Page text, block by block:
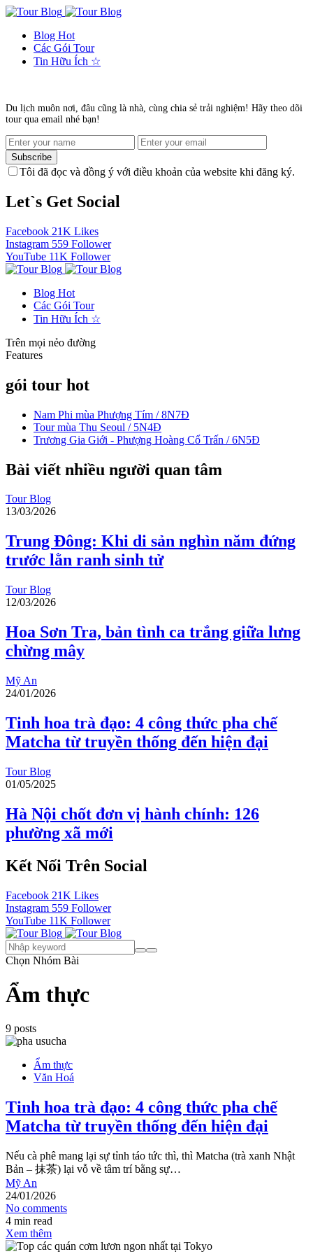
Blog Hot
Các Gói Tour
Tin Hữu Ích ☆
Du lịch muôn nơi, đâu cũng là nhà, cùng chia sẻ trải nghiệm! Hãy theo dõi
tour qua email nhé bạn!
Subscribe
Tôi đã đọc và đồng ý với điều khoản của website khi đăng ký.
Let`s Get Social
Facebook 21K Likes
Instagram 559 Follower
YouTube 11K Follower
Blog Hot
Các Gói Tour
Tin Hữu Ích ☆
Trên mọi nẻo đường
Features
gói tour hot
Nam Phi mùa Phượng Tím / 8N7Đ
Tour mùa Thu Seoul / 5N4Đ
Trương Gia Giới - Phượng Hoàng Cổ Trấn / 6N5Đ
Bài viết nhiều người quan tâm
Tour Blog
13/03/2026
Trung Đông: Khi di sản nghìn năm đứng
trước lằn ranh sinh tử
Tour Blog
12/03/2026
Hoa Sơn Tra, bản tình ca trắng giữa lưng
chừng mây
Mỹ An
24/01/2026
Tinh hoa trà đạo: 4 công thức pha chế
Matcha từ truyền thống đến hiện đại
Tour Blog
01/05/2025
Hà Nội chốt đơn vị hành chính: 126
phường xã mới
Kết Nối Trên Social
Facebook 21K Likes
Instagram 559 Follower
YouTube 11K Follower
Chọn Nhóm Bài
Ẩm thực
9 posts
Ẩm thực
Văn Hoá
Tinh hoa trà đạo: 4 công thức pha chế
Matcha từ truyền thống đến hiện đại
Nếu cà phê mang lại sự tỉnh táo tức thì, thì Matcha (trà xanh Nhật
Bản – 抹茶) lại vỗ về tâm trí bằng sự…
Mỹ An
24/01/2026
No comments
4 min read
Xem thêm